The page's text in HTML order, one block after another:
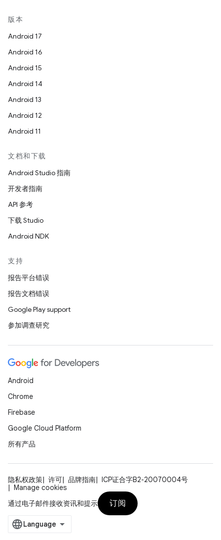
版本
Android 17
Android 16
Android 15
Android 14
Android 13
Android 12
Android 11
文档和下载
Android Studio 指南
开发者指南
API 参考
下载 Studio
Android NDK
支持
报告平台错误
报告文档错误
Google Play support
参加调查研究
Android
Chrome
Firebase
Google Cloud Platform
所有产品
隐私权政策 许可 品牌指南
ICP证合字B2-20070004号
Manage cookies
通过电子邮件接收资讯和提示
订阅